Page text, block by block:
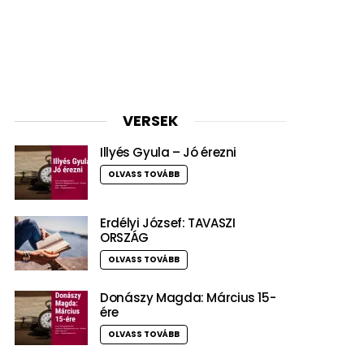
VERSEK
Illyés Gyula – Jó érezni
OLVASS TOVÁBB
Erdélyi József: TAVASZI
ORSZÁG
OLVASS TOVÁBB
Donászy Magda: Március 15-
ére
OLVASS TOVÁBB